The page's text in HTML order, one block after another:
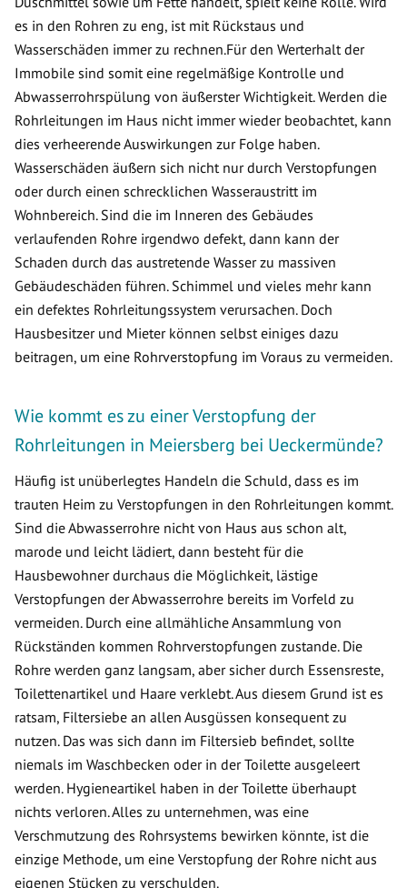
es in den Rohren zu eng, ist mit Rückstaus und
Wasserschäden immer zu rechnen.Für den Werterhalt der
Immobile sind somit eine regelmäßige Kontrolle und
Abwasserrohrspülung von äußerster Wichtigkeit. Werden die
Rohrleitungen im Haus nicht immer wieder beobachtet, kann
dies verheerende Auswirkungen zur Folge haben.
Wasserschäden äußern sich nicht nur durch Verstopfungen
oder durch einen schrecklichen Wasseraustritt im
Wohnbereich. Sind die im Inneren des Gebäudes
verlaufenden Rohre irgendwo defekt, dann kann der
Schaden durch das austretende Wasser zu massiven
Gebäudeschäden führen. Schimmel und vieles mehr kann
ein defektes Rohrleitungssystem verursachen. Doch
Hausbesitzer und Mieter können selbst einiges dazu
beitragen, um eine Rohrverstopfung im Voraus zu vermeiden.
Wie kommt es zu einer Verstopfung der
Rohrleitungen in Meiersberg bei Ueckermünde?
Häufig ist unüberlegtes Handeln die Schuld, dass es im
trauten Heim zu Verstopfungen in den Rohrleitungen kommt.
Sind die Abwasserrohre nicht von Haus aus schon alt,
marode und leicht lädiert, dann besteht für die
Hausbewohner durchaus die Möglichkeit, lästige
Verstopfungen der Abwasserrohre bereits im Vorfeld zu
vermeiden. Durch eine allmähliche Ansammlung von
Rückständen kommen Rohrverstopfungen zustande. Die
Rohre werden ganz langsam, aber sicher durch Essensreste,
Toilettenartikel und Haare verklebt. Aus diesem Grund ist es
ratsam, Filtersiebe an allen Ausgüssen konsequent zu
nutzen. Das was sich dann im Filtersieb befindet, sollte
niemals im Waschbecken oder in der Toilette ausgeleert
werden. Hygieneartikel haben in der Toilette überhaupt
nichts verloren. Alles zu unternehmen, was eine
Verschmutzung des Rohrsystems bewirken könnte, ist die
einzige Methode, um eine Verstopfung der Rohre nicht aus
eigenen Stücken zu verschulden.